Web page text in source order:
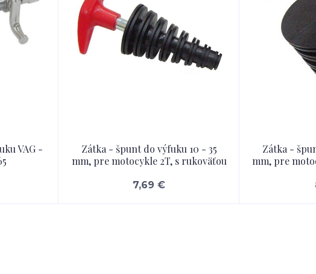
VAG -
Zátka - špunt do výfuku 10 - 35
mm, pre motocykle 2T, s rukoväťou
7,69 €
Zátka -
mm, pre